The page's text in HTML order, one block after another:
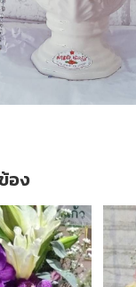
อง